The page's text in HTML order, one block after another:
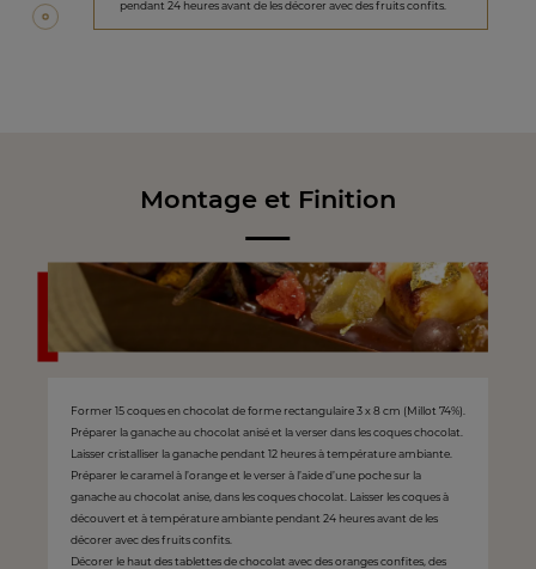
pendant 24 heures avant de les décorer avec des fruits confits.
Montage et Finition
Former 15 coques en chocolat de forme rectangulaire 3 x 8 cm (Millot 74%).
Préparer la ganache au chocolat anisé et la verser dans les coques chocolat.
Laisser cristalliser la ganache pendant 12 heures à température ambiante.
Préparer le caramel à l’orange et le verser à l’aide d’une poche sur la
ganache au chocolat anise, dans les coques chocolat. Laisser les coques à
découvert et à température ambiante pendant 24 heures avant de les
décorer avec des fruits confits.
Décorer le haut des tablettes de chocolat avec des oranges confites, des